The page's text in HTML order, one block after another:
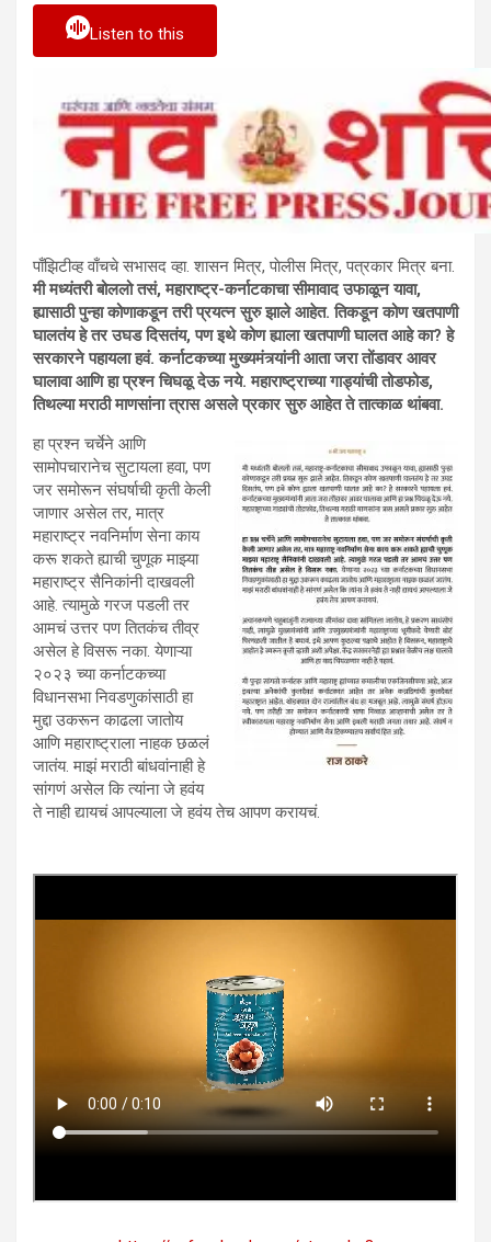
Listen to this
पाँझिटीव्ह वाँचचे सभासद व्हा. शासन मित्र, पाेलीस मित्र, पत्रकार मित्र बना.
मी मध्यंतरी बोललो तसं, महाराष्ट्र-कर्नाटकाचा सीमावाद उफाळून यावा,
ह्यासाठी पुन्हा कोणाकडून तरी प्रयत्न सुरु झाले आहेत. तिकडून कोण खतपाणी
घालतंय हे तर उघड दिसतंय, पण इथे कोण ह्याला खतपाणी घालत आहे का? हे
सरकारने पहायला हवं. कर्नाटकच्या मुख्यमंत्र्यांनी आता जरा तोंडावर आवर
घालावा आणि हा प्रश्न चिघळू देऊ नये. महाराष्ट्राच्या गाड्यांची तोडफोड,
तिथल्या मराठी माणसांना त्रास असले प्रकार सुरु आहेत ते तात्काळ थांबवा.
हा प्रश्न चर्चेने आणि
सामोपचारानेच सुटायला हवा, पण
जर समोरून संघर्षाची कृती केली
जाणार असेल तर, मात्र
महाराष्ट्र नवनिर्माण सेना काय
करू शकते ह्याची चुणूक माझ्या
महाराष्ट्र सैनिकांनी दाखवली
आहे. त्यामुळे गरज पडली तर
आमचं उत्तर पण तितकंच तीव्र
असेल हे विसरू नका. येणाऱ्या
२०२३ च्या कर्नाटकच्या
विधानसभा निवडणुकांसाठी हा
मुद्दा उकरून काढला जातोय
आणि महाराष्ट्राला नाहक छळलं
जातंय. माझं मराठी बांधवांनाही हे
सांगणं असेल कि त्यांना जे हवंय
ते नाही द्यायचं आपल्याला जे हवंय तेच आपण करायचं.